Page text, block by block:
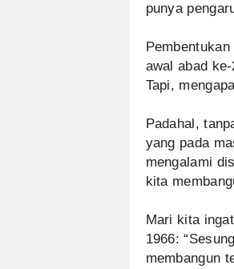
punya
Pembentukan
awal abad
Tapi,
Padahal,
yang pada
mengalami
kita
Mari kita
1966:
membangun